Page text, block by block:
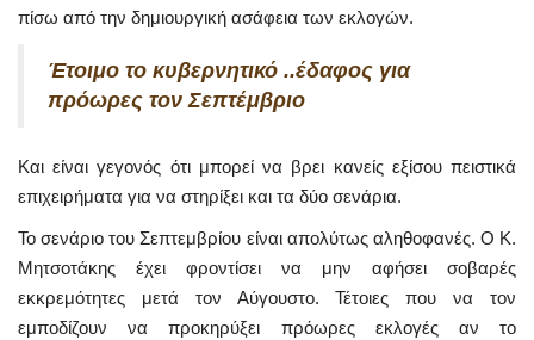
πίσω από την δημιουργική ασάφεια των εκλογών.
Έτοιμο το κυβερνητικό ..έδαφος για
πρόωρες τον Σεπτέμβριο
Και είναι γεγονός ότι μπορεί να βρει κανείς εξίσου πειστικά
επιχειρήματα για να στηρίξει και τα δύο σενάρια.
Το σενάριο του Σεπτεμβρίου είναι απολύτως αληθοφανές. Ο Κ.
Μητσοτάκης έχει φροντίσει να μην αφήσει σοβαρές
εκκρεμότητες μετά τον Αύγουστο. Τέτοιες που να τον
εμποδίζουν να προκηρύξει πρόωρες εκλογές αν το